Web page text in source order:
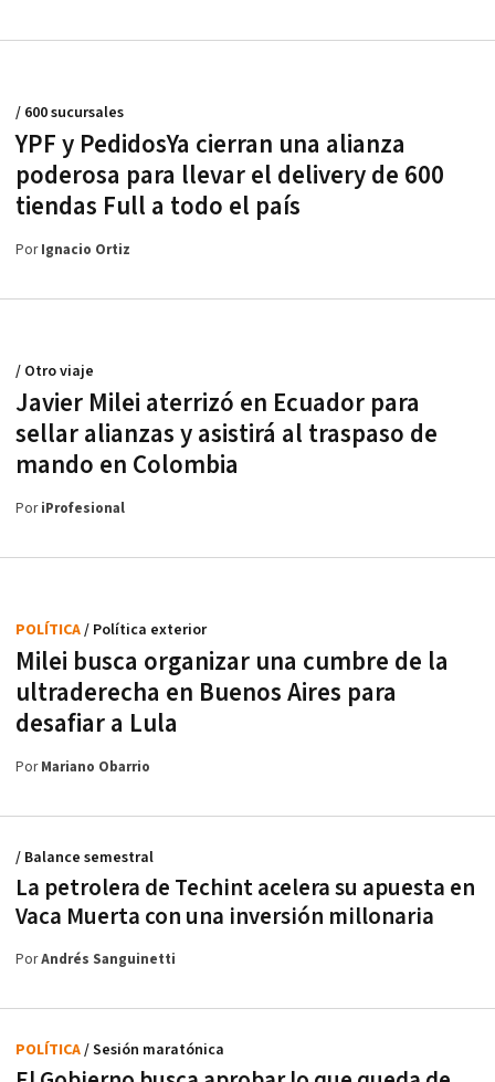
YPF y PedidosYa cierran una alianza
poderosa para llevar el delivery de 600
tiendas Full a todo el país
/ 600 sucursales
PorIgnacio Ortiz
Javier Milei aterrizó en Ecuador para
sellar alianzas y asistirá al traspaso de
mando en Colombia
/ Otro viaje
PoriProfesional
Milei busca organizar una cumbre de la
ultraderecha en Buenos Aires para
desafiar a Lula
POLÍTICA/ Política exterior
PorMariano Obarrio
La petrolera de Techint acelera su apuesta en
Vaca Muerta con una inversión millonaria
/ Balance semestral
PorAndrés Sanguinetti
POLÍTICA/ Sesión maratónica